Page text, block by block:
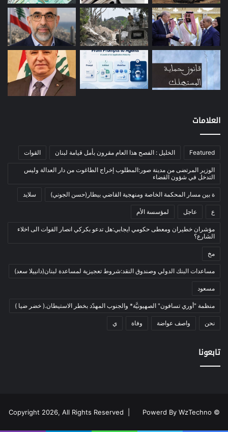
طاقة
(12)
مصارف
(168)
معادن
(1)
موازنة
نفط
(91)
اتصالات
الرئيسية
العالم العربي
المحكمة الخاصة
بيئة
أدب وشعر
إعلام
بروفايل
في مثل هذا اليوم
(79)
قصة
نقاش
العلامات
Featured الخليل : الفصح هذا العام مقرون بأمل قيامة لبنان القوات
الوزير المرتضى من مدينة صور:المطلوب إخراج الطاغوت من دار العدالة وليس
التدخل في شؤون القضاء
ة بين مسار المحكمة الخاصة ومنهجية القاضي بيطار(حسن الجوني) سلايد
ع عاجل لمؤسسة الأم
مؤشران خطيران ومعطى حكومي ايجابي:هل تدعو بكركي انصار القوات الى اخلاء
الشارع؟
مخ
مساعدات البنك الدولي وصندوق النقد:شروط تعجيزية لمساعدة لبنان(دانييلا سعد)
مسعود
منظمة "أوري تسافون" الصهيونيَّة* والجنوب المهدّد بخطر الاستيطان.( خضر ضيا )
نحن واصف عواضة وفاة ي
تابعونا
© Copyright 2026, All Rights Reserved |
Powerd By WzTechno